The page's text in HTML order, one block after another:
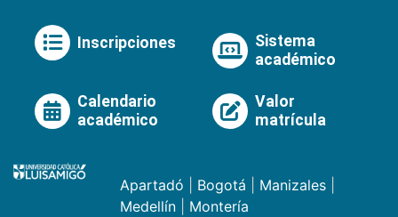
Inscripciones
Sistema
académico
Calendario
académico
Valor
matrícula
Apartadó Bogotá Manizales
Medellín
Montería